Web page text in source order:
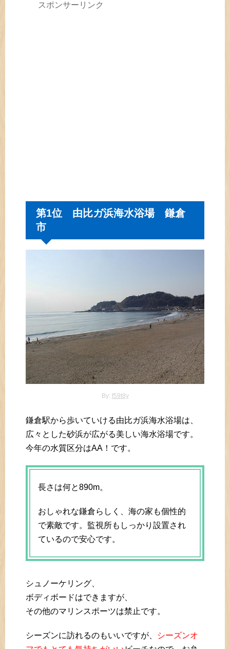
スポンサーリンク
第1位 由比ガ浜海水浴場 鎌倉
市
By: f59t8y
鎌倉駅から歩いていける由比ガ浜海水浴場は、
広々とした砂浜が広がる美しい海水浴場です。
今年の水質区分はAA！です。
長さは何と890m。
おしゃれな鎌倉らしく、海の家も個性的
で素敵です。監視所もしっかり設置され
ているので安心です。
シュノーケリング、
ボディボードはできますが、
その他のマリンスポーツは禁止です。
シーズンに訪れるのもいいですが、
シーズンオ